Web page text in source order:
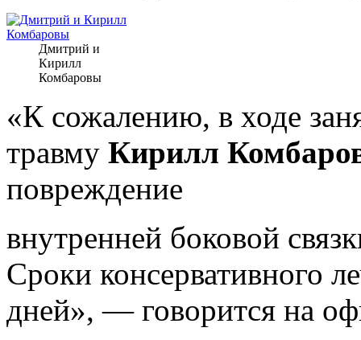
Дмитрий и
Кирилл
Комбаровы
«К сожалению, в ходе
травму Кирилл
повреждение
внутренней боковой
Сроки консервативного
дней», — говорится на